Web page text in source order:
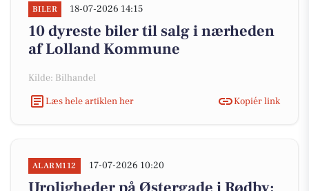
BILER 18-07-2026 14:15
10 dyreste biler til salg i nærheden
af Lolland Kommune
Kilde: Bilhandel
Læs hele artiklen her
Kopiér link
ALARM112 17-07-2026 10:20